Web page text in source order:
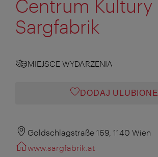
Centrum Kultury
Sargfabrik
MIEJSCE WYDARZENIA
DODAJ ULUBIONE
Goldschlagstraße 169, 1140 Wien
www.sargfabrik.at